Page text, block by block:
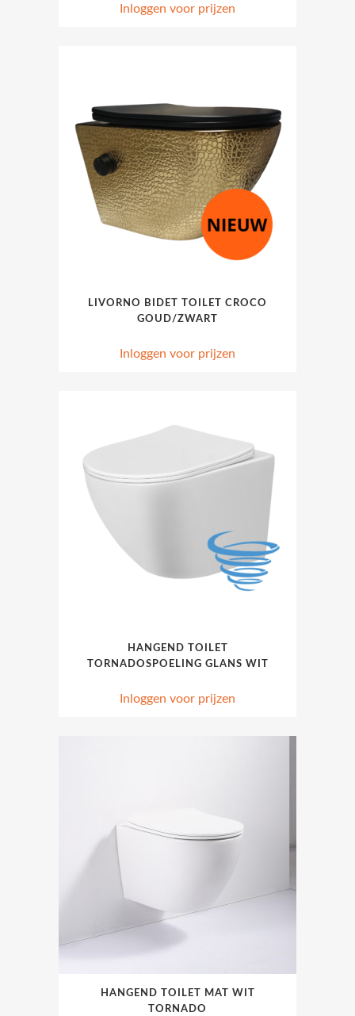
Inloggen voor prijzen
LIVORNO BIDET TOILET CROCO
GOUD/ZWART
Inloggen voor prijzen
HANGEND TOILET
TORNADOSPOELING GLANS WIT
Inloggen voor prijzen
HANGEND TOILET MAT WIT
TORNADO